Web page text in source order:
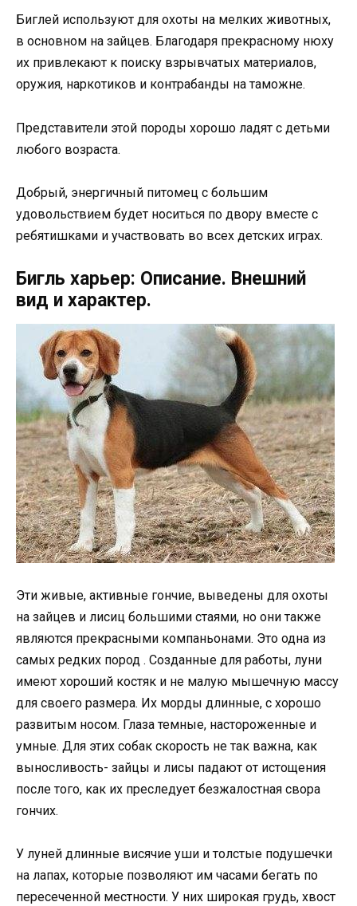
Биглей используют для охоты на мелких животных,
в основном на зайцев. Благодаря прекрасному нюху
их привлекают к поиску взрывчатых материалов,
оружия, наркотиков и контрабанды на таможне.
Представители этой породы хорошо ладят с детьми
любого возраста.
Добрый, энергичный питомец с большим
удовольствием будет носиться по двору вместе с
ребятишками и участвовать во всех детских играх.
Бигль харьер: Описание. Внешний
вид и характер.
Эти живые, активные гончие, выведены для охоты
на зайцев и лисиц большими стаями, но они также
являются прекрасными компаньонами. Это одна из
самых редких пород . Созданные для работы, луни
имеют хороший костяк и не малую мышечную массу
для своего размера. Их морды длинные, с хорошо
развитым носом. Глаза темные, настороженные и
умные. Для этих собак скорость не так важна, как
выносливость- зайцы и лисы падают от истощения
после того, как их преследует безжалостная свора
гончих.
У луней длинные висячие уши и толстые подушечки
на лапах, которые позволяют им часами бегать по
пересеченной местности. У них широкая грудь, хвост